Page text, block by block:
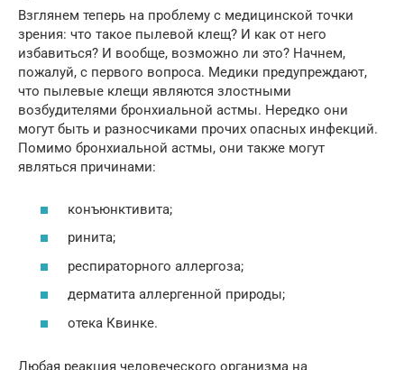
Взглянем теперь на проблему с медицинской точки
зрения: что такое пылевой клещ? И как от него
избавиться? И вообще, возможно ли это? Начнем,
пожалуй, с первого вопроса. Медики предупреждают,
что пылевые клещи являются злостными
возбудителями бронхиальной астмы. Нередко они
могут быть и разносчиками прочих опасных инфекций.
Помимо бронхиальной астмы, они также могут
являться причинами:
конъюнктивита;
ринита;
респираторного аллергоза;
дерматита аллергенной природы;
отека Квинке.
Любая реакция человеческого организма на